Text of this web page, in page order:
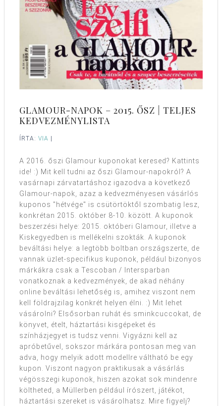
GLAMOUR-NAPOK – 2015. ŐSZ | TELJES
KEDVEZMÉNYLISTA
ÍRTA: VIA |
A 2016. őszi Glamour kuponokat keresed? Kattints
ide! :) Mit kell tudni az őszi Glamour-napokról? A
vasárnapi zárvatartáshoz igazodva a következő
Glamour-napok, azaz a kedvezményesen vásárlós
kuponos "hétvége" is csütörtöktől szombatig lesz,
konkrétan 2015. október 8-10. között. A kuponok
beszerzési helye: 2015. októberi Glamour, illetve a
Kiskegyedben is mellékelni szokták. A kuponok
beváltási helye: a legtöbb boltban országszerte, de
vannak üzlet-specifikus kuponok, például bizonyos
márkákra csak a Tescoban / Intersparban
vonatkoznak a kedvezmények, de akad néhány
online beváltási lehetőség is, amihez viszont nem
kell földrajzilag konkrét helyen élni. :) Mit lehet
vásárolni? Elsősorban ruhát és sminkcuccokat, de
könyvet, ételt, háztartási kisgépeket és
színházjegyet is tudsz venni. Vigyázni kell az
apróbetűvel, sokszor márkára pontosan meg van
adva, hogy melyik adott modellre váltható be egy
kupon. Viszont nagyon praktikusak a vásárlás
végösszegi kuponok, hiszen azokat sok mindenre
költheted, a Müllerben például írószert, játékot,
háztartási szereket is vásárolhatsz. Mire figyelj?